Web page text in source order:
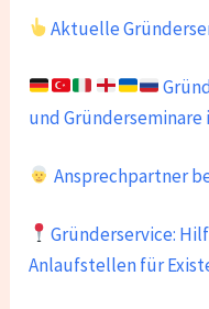
Aktuelle
und Gründerseminare
Ansprechpartner
Gründerservice:
Anlaufstellen für